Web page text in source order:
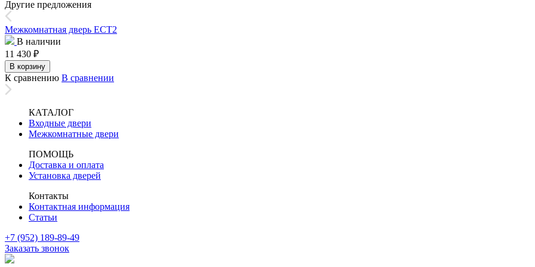
Другие предложения
Межкомнатная дверь ЕСТ2
В наличии
11 430 ₽
В корзину
К сравнению В сравнении
КАТАЛОГ
Входные двери
Межкомнатные двери
ПОМОЩЬ
Доставка и оплата
Установка дверей
Контакты
Контактная информация
Статьи
+7 (952) 189-89-49
Заказать звонок